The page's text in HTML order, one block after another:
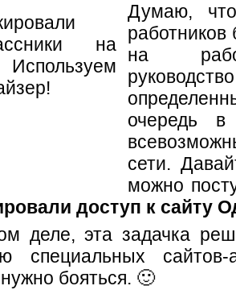
Думаю,
работников
на
очередь в
сети.
можно
доступ к сайту
деле, эта задачка
специальных сайтов-
бояться. 🙂